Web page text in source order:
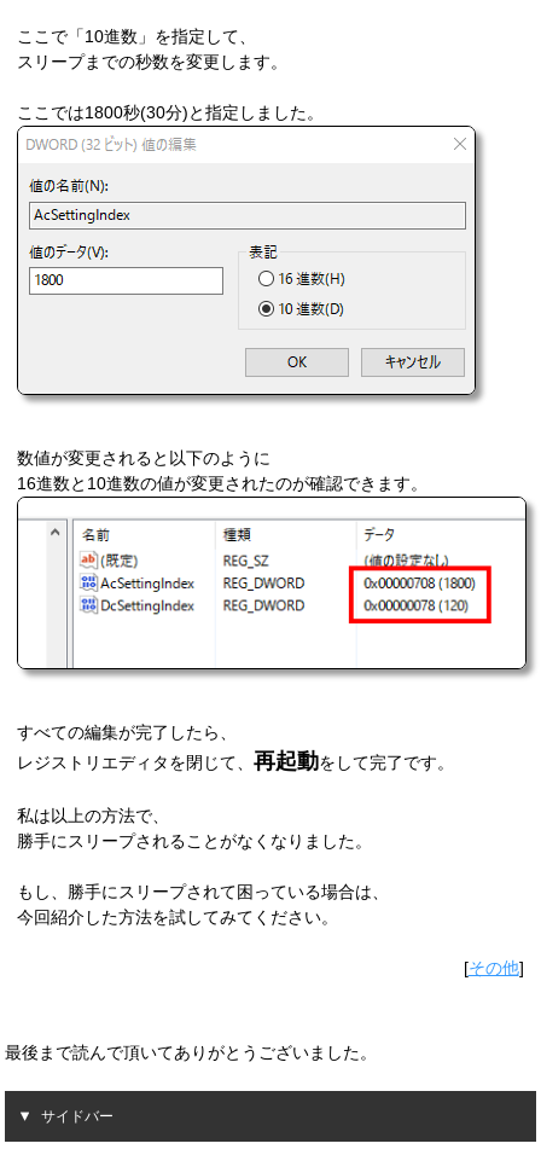
ここで「10進数」を指定して、
スリープまでの秒数を変更します。
ここでは1800秒(30分)と指定しました。
数値が変更されると以下のように
16進数と10進数の値が変更されたのが確認できます。
すべての編集が完了したら、
レジストリエディタを閉じて、再起動をして完了です。
私は以上の方法で、
勝手にスリープされることがなくなりました。
もし、勝手にスリープされて困っている場合は、
今回紹介した方法を試してみてください。
[その他]
最後まで読んで頂いてありがとうございました。
サイドバー